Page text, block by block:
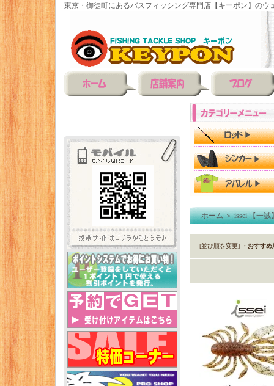
東京・御徒町にあるバスフィッシング専門店【キーポン】のウ
ホーム＞issei 【一誠
[並び順を変更] ・おすすめ